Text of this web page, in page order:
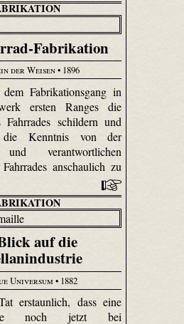
Fabrikation
der Weisen• 1896
Fabrikationsgang in
ersten Ranges die
Fahrrades schildern und
Kenntnis von der
und verantwortlichen
anschaulich zu
auf die
Universum • 1882
erstaunlich, dass eine
noch jetzt bei